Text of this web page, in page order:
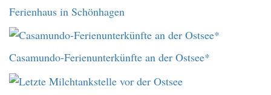
Ferienhaus in Schönhagen
Casamundo-Ferienunterkünfte an der Ostsee*